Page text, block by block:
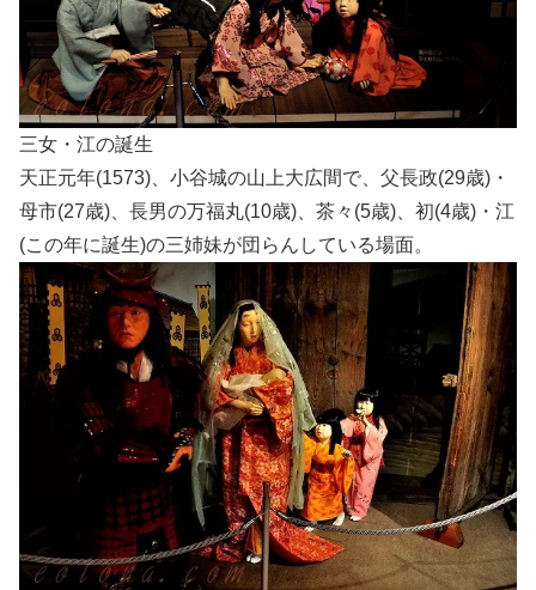
三女・江の誕生
天正元年(1573)、小谷城の山上大広間で、父長政(29歳)・
母市(27歳)、長男の万福丸(10歳)、茶々(5歳)、初(4歳)・江
(この年に誕生)の三姉妹が団らんしている場面。